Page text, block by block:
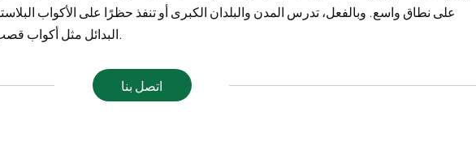
على نطاق واسع. وبالفعل، تدرس المدن والبلدان الكبرى أو تنفذ حظرًا على الأكواب
البدائل مثل أكواب قصب السكر ليست مجرد خيار، بل ضرورة.
اتصل بنا